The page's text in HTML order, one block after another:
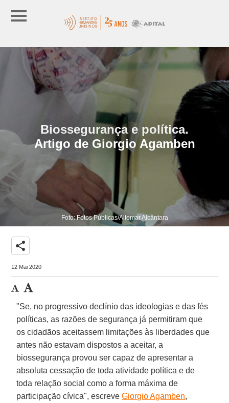
Biossegurança e política.
Artigo de Giorgio Agamben
Foto: Fotos Públicas/Altemar Alcântara
share
12 Mai 2020
"Se, no progressivo declínio das ideologias e das fés
políticas, as razões de segurança já permitiram que
os cidadãos aceitassem limitações às liberdades que
antes não estavam dispostos a aceitar, a
biossegurança provou ser capaz de apresentar a
absoluta cessação de toda atividade política e de
toda relação social como a forma máxima de
participação cívica", escreveGiorgio Agamben,